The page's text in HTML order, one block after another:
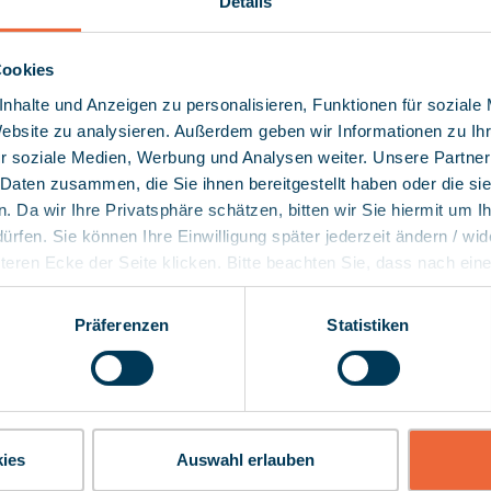
und Anzeigen zu personalisieren, Funktionen für soziale
zu analysieren. Außerdem geben wir Informationen zu
soziale Medien, Werbung und Analysen weiter. Unsere
zusammen, die Sie ihnen bereitgestellt haben oder die
Da wir Ihre Privatsphäre schätzen, bitten wir Sie hiermit um
Sie können Ihre Einwilligung später jederzeit ändern /
Ecke der Seite klicken. Bitte beachten Sie, dass nach
in den USA kein angemessenes Datenschutzniveau
können z.B. unter bestimmten Voraussetzungen Ihre Daten
auf Art. 49 DSGVO. Nach Umsetzung der neuen EU-
Präferenzen Statistiken
Auswahl erlauben
15.07.2025
software
digital
National
As a software
digitalization
Press release
myneva Takes a Stand
Through its cooperation
(Faces Against the Far
shoot at the Altenpflege
making a powerful